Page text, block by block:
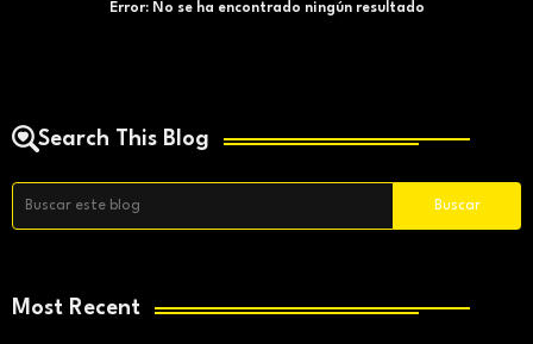
Error:No se ha encontrado ningún resultado
Search This Blog
Most Recent